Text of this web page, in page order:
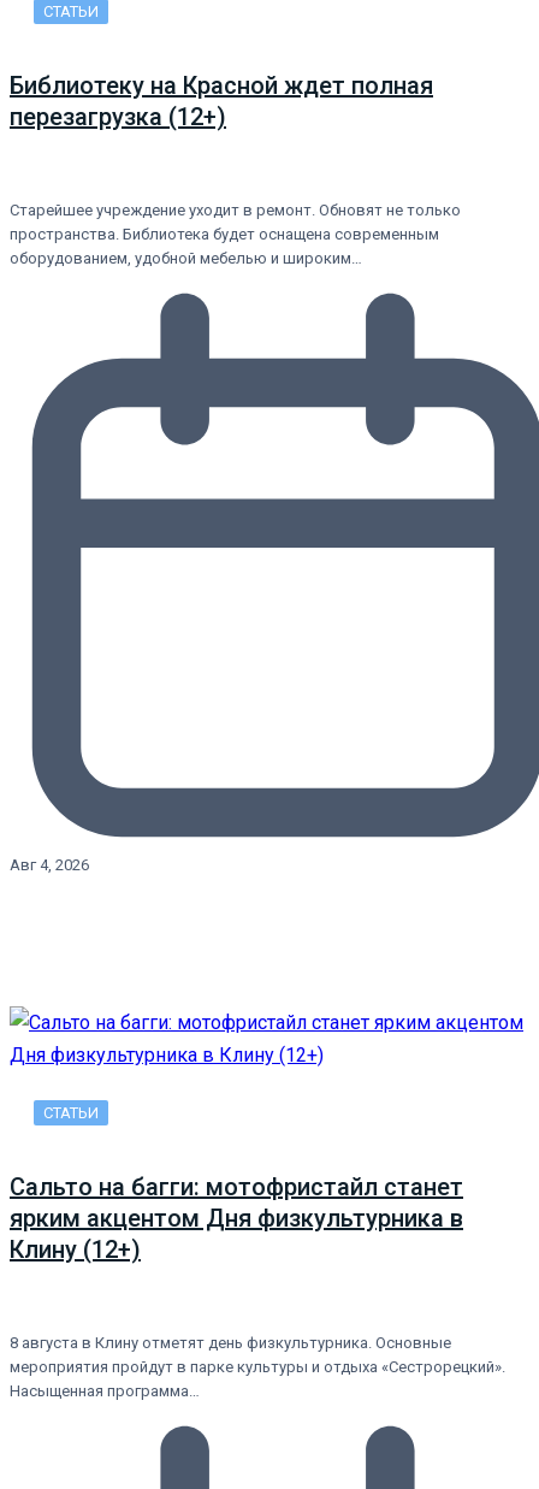
СТАТЬИ
Библиотеку на Красной ждет полная
перезагрузка (12+)
Старейшее учреждение уходит в ремонт. Обновят не только
пространства. Библиотека будет оснащена современным
оборудованием, удобной мебелью и широким…
Авг 4, 2026
СТАТЬИ
Сальто на багги: мотофристайл станет
ярким акцентом Дня физкультурника в
Клину (12+)
8 августа в Клину отметят день физкультурника. Основные
мероприятия пройдут в парке культуры и отдыха «Сестрорецкий».
Насыщенная программа…